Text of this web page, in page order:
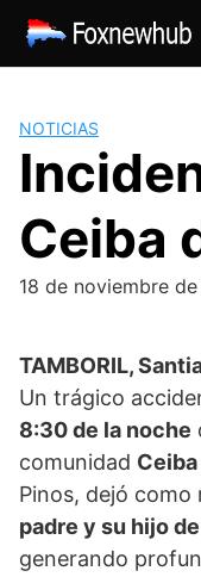
Saltar
contenido
NOTICIAS
Ceiba
18 de noviembre
TAMBORIL,
Un trágico
8:30 de la noche
comunidad
Pinos, dejó como
padre y su hijo
generando